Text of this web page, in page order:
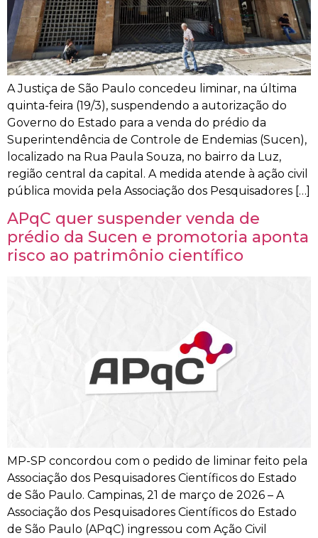
A Justiça de São Paulo concedeu liminar, na última
quinta-feira (19/3), suspendendo a autorização do
Governo do Estado para a venda do prédio da
Superintendência de Controle de Endemias (Sucen),
localizado na Rua Paula Souza, no bairro da Luz,
região central da capital. A medida atende à ação civil
pública movida pela Associação dos Pesquisadores […]
APqC quer suspender venda de
prédio da Sucen e promotoria aponta
risco ao patrimônio científico
MP-SP concordou com o pedido de liminar feito pela
Associação dos Pesquisadores Científicos do Estado
de São Paulo. Campinas, 21 de março de 2026 – A
Associação dos Pesquisadores Científicos do Estado
de São Paulo (APqC) ingressou com Ação Civil